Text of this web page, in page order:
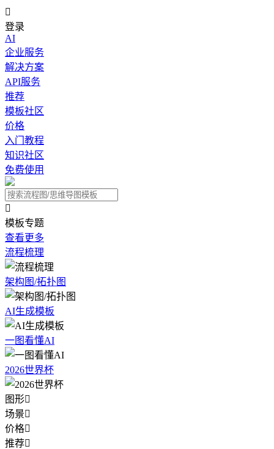

登录
AI
企业服务
解决方案
API服务
推荐
模板社区
价格
入门教程
知识社区
免费使用

模板专题
查看更多
流程梳理
架构图/拓扑图
AI生成模板
一图看懂AI
2026世界杯
图形
场景
价格
推荐